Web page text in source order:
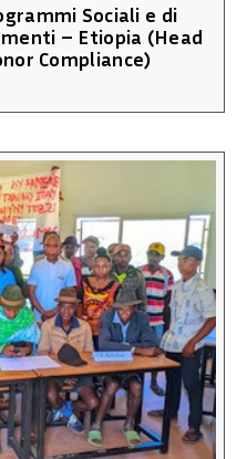
Sociali e di
– Etiopia (Head
Compliance)